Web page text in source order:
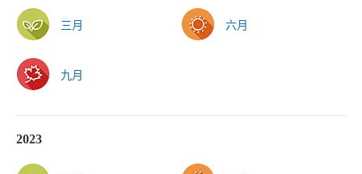
三月 六月
九月
2023